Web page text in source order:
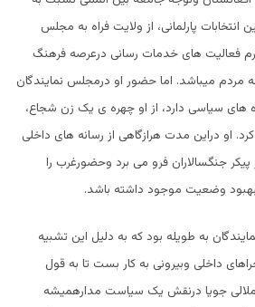
پارلمانی، از ولایت فراه به مجلس
فعالیت های خدمات رسانی درعرصه فرهنگ
مردم میباشد. اما حضور او درمجلس نمایندگان
های سیاسی دارد، از او چهره ی یک زن شجاع،
او دراین مدت هرازگاهی از رسانه های داخلی
جنگسالاران فرو می برد وحضورغرب را
بهبود وضعیت موجود داشته باشد.
به طویله بود که به دلیل این تشبیه
داخلی وبیرونی به کار بست تا به قول
ملالی جویا درنقش یک سیاست مدارهمیشه